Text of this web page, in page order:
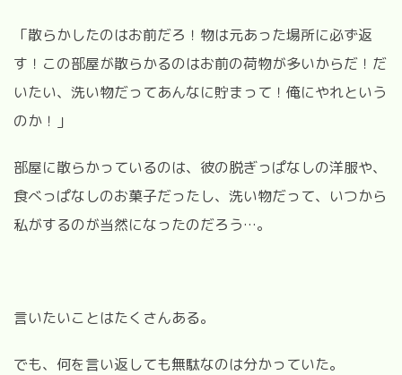
「散らかしたのはお前だろ！物は元あった場所に必ず返
す！この部屋が散らかるのはお前の荷物が多いからだ！だ
いたい、洗い物だってあんなに貯まって！俺にやれという
のか！」
部屋に散らかっているのは、彼の脱ぎっぱなしの洋服や、
食べっぱなしのお菓子だったし、洗い物だって、いつから
私がするのが当然になったのだろう…。
言いたいことはたくさんある。
でも、何を言い返しても無駄なのは分かっていた。